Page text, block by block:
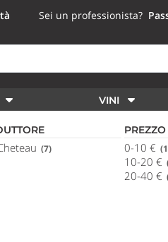
Sei un professionista?
VINI
(7)
PREZZO
0-10 €
10-20 €
20-40 €